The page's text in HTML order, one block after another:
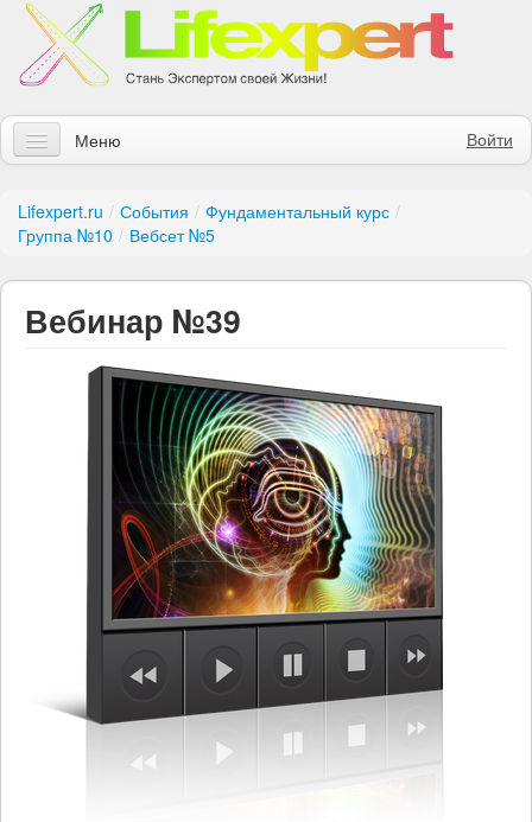
Войти
Меню
Инструменты
Обучение
Контакты
Правила получения заказов
Искать
Lifexpert.ru / События / Фундаментальный курс /
Группа №10 / Вебсет №5
Вебинар №39